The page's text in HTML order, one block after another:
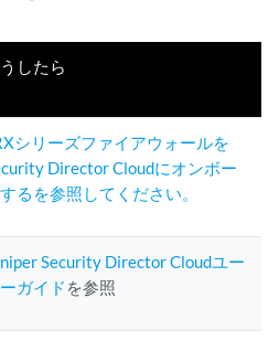
したら
シリーズファイアウォールを
Director Cloudにオンボー
するを参照してください。
Security Director Cloudユー
ガイド を参照